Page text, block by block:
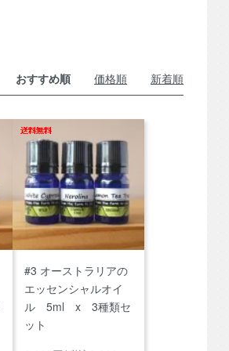
おすすめ順 価格順 新着順
#3 オーストラリアの
エッセンシャルオイ
ル 5ml x 3種類セ
ット